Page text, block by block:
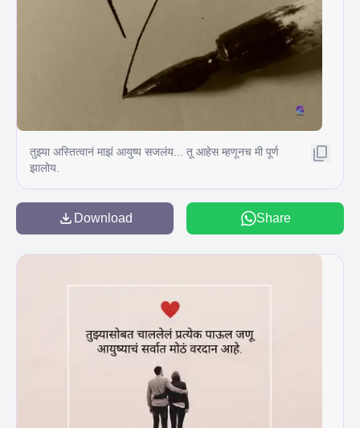
तुझ्या अस्तित्वानं माझं आयुष्य सजलंय... तू आहेस म्हणूनच मी पूर्ण
झालोय.
Download Share